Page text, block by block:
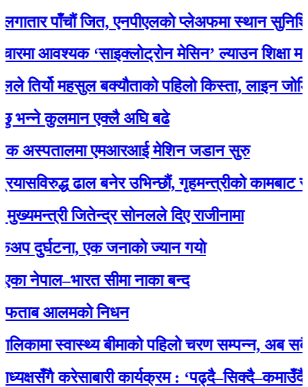
पाँचौं जित, एनपीएलकाे प्लेअफमा स्थान सुनिश्चित
‘साइक्लोट्रोन मेसिन’ ल्याउन शिक्षा
महसुल बक्यौताको पहिलो किस्ता, लाइन जोडियो
कुलमान एक्लै अघि बढे
एमआरआई मेशिन जडान सुरु
ढाल बनेर उभिन्छौं, गृहमन्त्रीको कामबाट
जितेन्द्र सोनलले दिए राजीनामा
एक जनाकाे ज्यान गयाे
सीमा नाका बन्द
आलमको निधन
स्वास्थ्य बीमाको पहिलो चरण सम्पन्न, अब सबै
करेसाबारी कार्यक्रम : ‘पढ्दै–सिक्दै–कमाउँदै’